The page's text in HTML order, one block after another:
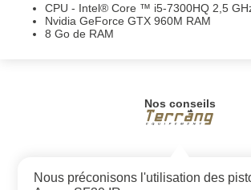
CPU - Intel® Core ™ i5-7300HQ 2,5
Nvidia GeForce GTX 960M RAM
8 Go de RAM
Nos conseils
Nous préconisons l'utilisation des